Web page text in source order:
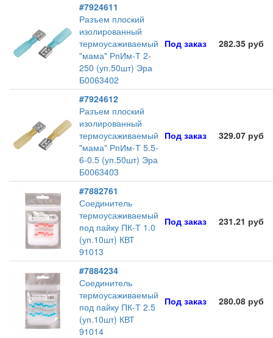
#7924611
Разъем плоский
изолированный
термоусаживаемый
"мама" РпИм-Т 2-
250 (уп.50шт) Эра
Б0063402
Под заказ 282.35 руб
#7924612
Разъем плоский
изолированный
термоусаживаемый
"мама" РпИм-Т 5.5-
6-0.5 (уп.50шт) Эра
Б0063403
Под заказ 329.07 руб
#7882761
Соединитель
термоусаживаемый
под пайку ПК-Т 1.0
(уп.10шт) КВТ
91013
Под заказ 231.21 руб
#7884234
Соединитель
термоусаживаемый
под пайку ПК-Т 2.5
(уп.10шт) КВТ
91014
Под заказ 280.08 руб